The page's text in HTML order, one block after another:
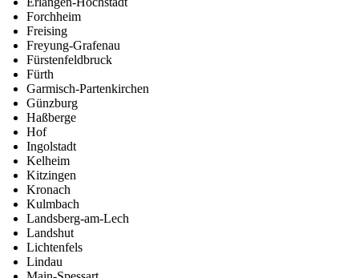
Forchheim
Freising
Freyung-Grafenau
Fürstenfeldbruck
Fürth
Garmisch-Partenkirchen
Günzburg
Haßberge
Hof
Ingolstadt
Kelheim
Kitzingen
Kronach
Kulmbach
Landsberg-am-Lech
Landshut
Lichtenfels
Lindau